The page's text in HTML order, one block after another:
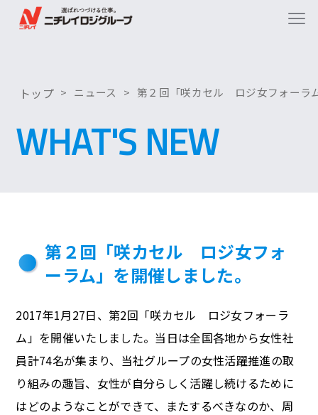
トップ ニュース 第２回「咲カセル ロジ女フォーラ
WHAT'S NEW
第２回「咲カセル ロジ女フォ
ーラム」を開催しました。
2017年1月27日、第2回「咲カセル ロジ女フォーラ
ム」を開催いたしました。当日は全国各地から女性社
員計74名が集まり、当社グループの女性活躍推進の取
り組みの趣旨、女性が自分らしく活躍し続けるために
はどのようなことができて、またするべきなのか、周